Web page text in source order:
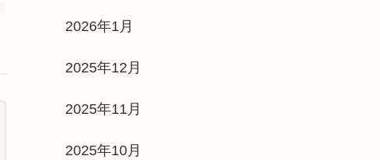
2026年1月
2025年12月
2025年11月
2025年10月